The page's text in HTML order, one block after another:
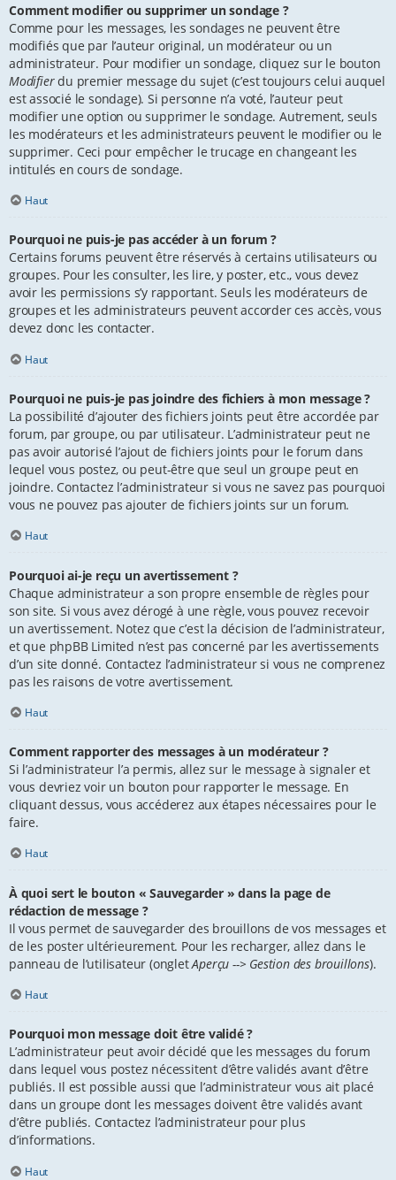
Comment modifier ou supprimer un sondage ?
Comme pour les messages, les sondages ne peuvent être
modifiés que par l’auteur original, un modérateur ou un
administrateur. Pour modifier un sondage, cliquez sur le bouton
Modifierdu premier message du sujet (c’est toujours celui auquel
est associé le sondage). Si personne n’a voté, l’auteur peut
modifier une option ou supprimer le sondage. Autrement, seuls
les modérateurs et les administrateurs peuvent le modifier ou le
supprimer. Ceci pour empêcher le trucage en changeant les
intitulés en cours de sondage.
Haut
Pourquoi ne puis-je pas accéder à un forum ?
Certains forums peuvent être réservés à certains utilisateurs ou
groupes. Pour les consulter, les lire, y poster, etc., vous devez
avoir les permissions s’y rapportant. Seuls les modérateurs de
groupes et les administrateurs peuvent accorder ces accès, vous
devez donc les contacter.
Haut
Pourquoi ne puis-je pas joindre des fichiers à mon message ?
La possibilité d’ajouter des fichiers joints peut être accordée par
forum, par groupe, ou par utilisateur. L’administrateur peut ne
pas avoir autorisé l’ajout de fichiers joints pour le forum dans
lequel vous postez, ou peut-être que seul un groupe peut en
joindre. Contactez l’administrateur si vous ne savez pas pourquoi
vous ne pouvez pas ajouter de fichiers joints sur un forum.
Haut
Pourquoi ai-je reçu un avertissement ?
Chaque administrateur a son propre ensemble de règles pour
son site. Si vous avez dérogé à une règle, vous pouvez recevoir
un avertissement. Notez que c’est la décision de l’administrateur,
et que phpBB Limited n’est pas concerné par les avertissements
d’un site donné. Contactez l’administrateur si vous ne comprenez
pas les raisons de votre avertissement.
Haut
Comment rapporter des messages à un modérateur ?
Si l’administrateur l’a permis, allez sur le message à signaler et
vous devriez voir un bouton pour rapporter le message. En
cliquant dessus, vous accéderez aux étapes nécessaires pour le
faire.
Haut
À quoi sert le bouton « Sauvegarder » dans la page de
rédaction de message ?
Il vous permet de sauvegarder des brouillons de vos messages et
de les poster ultérieurement. Pour les recharger, allez dans le
panneau de l’utilisateur (ongletAperçu --> Gestion des brouillons).
Haut
Pourquoi mon message doit être validé ?
L’administrateur peut avoir décidé que les messages du forum
dans lequel vous postez nécessitent d’être validés avant d’être
publiés. Il est possible aussi que l’administrateur vous ait placé
dans un groupe dont les messages doivent être validés avant
d’être publiés. Contactez l’administrateur pour plus
d’informations.
Haut